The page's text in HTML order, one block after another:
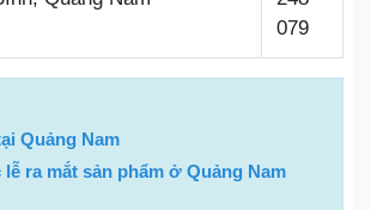
079
Quảng Nam
ra mắt sản phẩm ở Quảng Nam